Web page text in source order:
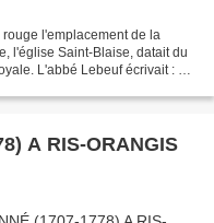
l'emplacement de la
l'église Saint-Blaise, datait du
L'abbé Lebeuf écrivait : «
A RIS-ORANGIS